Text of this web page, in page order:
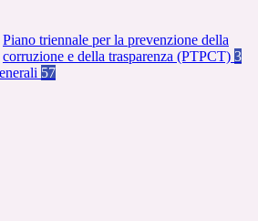
Piano triennale per la prevenzione della
corruzione e della trasparenza (PTPCT) 3
57